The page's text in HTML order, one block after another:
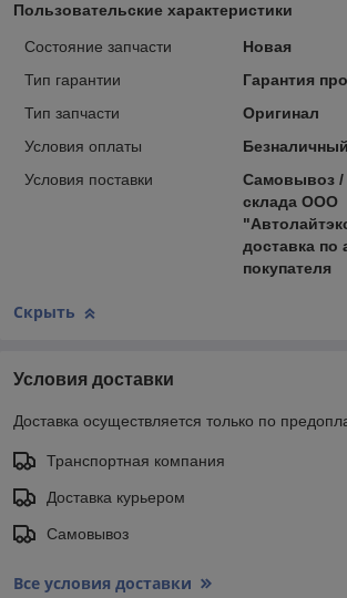
Пользовательские характеристики
Состояние запчасти
Новая
Тип гарантии
Гарантия
Тип запчасти
Оригинал
Условия оплаты
Условия поставки
Самовывоз /
склада ООО
доставка по
покупателя
Скрыть
Условия доставки
Доставка осуществляется только по
Транспортная компания
Доставка курьером
Самовывоз
Все условия доставки